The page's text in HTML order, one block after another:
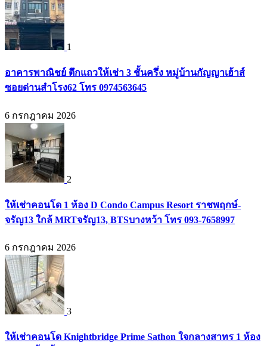
1
อาคารพาณิชย์ ตึกแถวให้เช่า 3 ชั้นครึ่ง หมู่บ้านกัญญาเฮ้าส์
ซอยด่านสำโรง62 โทร 0974563645
6 กรกฎาคม 2026
2
ให้เช่าคอนโด 1 ห้อง D Condo Campus Resort ราชพฤกษ์-
จรัญ13 ใกล้ MRTจรัญ13, BTSบางหว้า โทร 093-7658997
6 กรกฎาคม 2026
3
ให้เช่าคอนโด Knightbridge Prime Sathon ใจกลางสาทร 1 ห้อง